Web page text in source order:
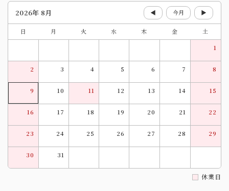
2026年 8月 ◀ 今月 ▶
日 月 火 水 木 金
土
1
2 3 4 5 6 7 8
9 10 11 12 13 14 15
16 17 18 19 20 21 22
23 24 25 26 27 28 29
30 31
休業日